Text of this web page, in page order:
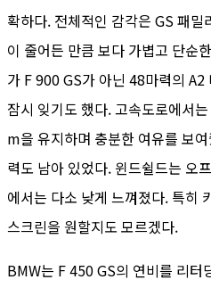
확하다. 전체적인 감각은 GS 패
이 줄어든 만큼 보다 가볍고 단순
가 F 900 GS가 아닌 48마력의
잠시 잊기도 했다. 고속도로에서
m을 유지하며 충분한 여유를 보
력도 남아 있었다. 윈드쉴드는 오
에서는 다소 낮게 느껴졌다. 특히
스크린을 원할지도 모르겠다.
BMW는 F 450 GS의 연비를 리